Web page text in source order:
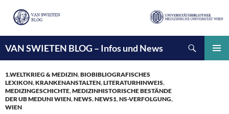
VAN SWIETEN BLOG – Infos und News
INHALT
SPRINGEN
1.WELTKRIEG & MEDIZIN,BIOBIBLIOGRAFISCHES
LEXIKON,KRANKENANSTALTEN,LITERATURHINWEIS,
MEDIZINGESCHICHTE,MEDIZINHISTORISCHE BESTÄNDE
DER UB MEDUNI WIEN,NEWS,NEWS1,NS-VERFOLGUNG,
WIEN